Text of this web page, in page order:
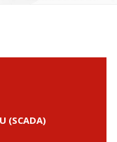
(SCADA)